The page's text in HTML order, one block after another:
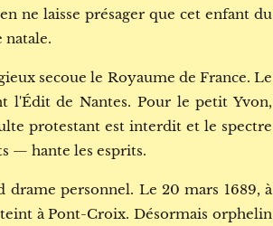
ne laisse présager que cet enfant du
natale.
secoue le Royaume de France. Le
l'Édit de Nantes. Pour le petit Yvon,
protestant est interdit et le spectre
— hante les esprits.
personnel. Le 20 mars 1689, à
à Pont-Croix. Désormais orphelin